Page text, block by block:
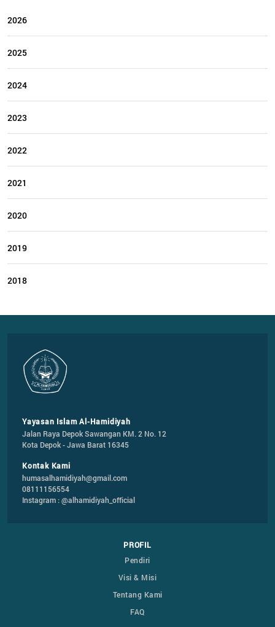
2026
2025
2024
2023
2022
2021
2020
2019
2018
Yayasan Islam Al-Hamidiyah
Jalan Raya Depok Sawangan KM. 2 No. 12
Kota Depok - Jawa Barat 16345
Kontak Kami
humasalhamidiyah@gmail.com
08111156554
Instagram : @alhamidiyah_official
PROFIL
Pendiri
Visi & Misi
Tentang Kami
FAQ